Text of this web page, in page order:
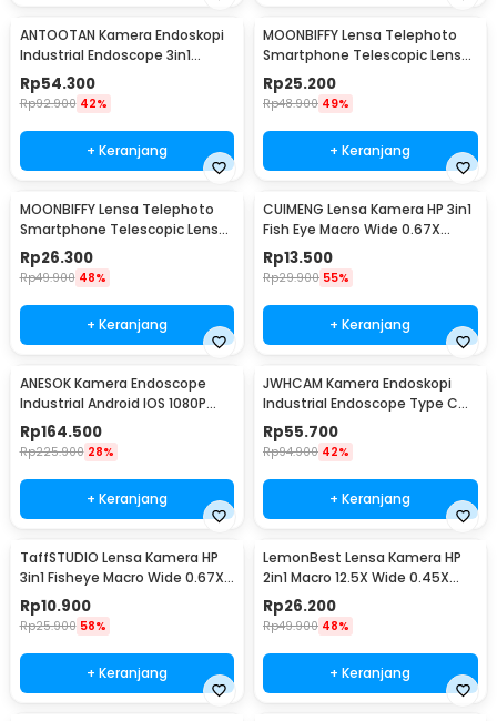
ANTOOTAN Kamera Endoskopi
Industrial Endoscope 3in1
5.5mm 480P - AN98
Rp54.300
Rp92.900 42%
+ Keranjang
MOONBIFFY Lensa Telephoto
Smartphone Telescopic Lens
Anti Glare 8X - DW4638
Rp25.200
Rp48.900 49%
+ Keranjang
MOONBIFFY Lensa Telephoto
Smartphone Telescopic Lens
Anti Glare 12X - DW4638
Rp26.300
Rp49.900 48%
+ Keranjang
CUIMENG Lensa Kamera HP 3in1
Fish Eye Macro Wide 0.67X
Universal - CUI3
Rp13.500
Rp29.900 55%
+ Keranjang
ANESOK Kamera Endoscope
Industrial Android IOS 1080P
8mm - W300
Rp164.500
Rp225.900 28%
+ Keranjang
JWHCAM Kamera Endoskopi
Industrial Endoscope Type C
3M 5.5mm 6LED 480P - AN98A
Rp55.700
Rp94.900 42%
+ Keranjang
TaffSTUDIO Lensa Kamera HP
3in1 Fisheye Macro Wide 0.67X
With Klip - OD-31
Rp10.900
Rp25.900 58%
+ Keranjang
LemonBest Lensa Kamera HP
2in1 Macro 12.5X Wide 0.45X
With Klip - LB-21
Rp26.200
Rp49.900 48%
+ Keranjang